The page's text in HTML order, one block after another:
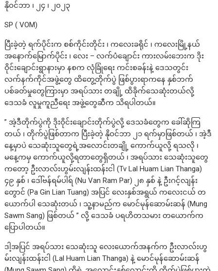
နိုဝင်ဘာ ၊ ၂၄ ၊ ၂၀၂၃
SP ( VOM)
ပြီးခဲ့တဲ့ ရက်ပိုင်းက စစ်ကိုင်းတိုင်း ၊ ကလေးခရိုင် ၊ ကလေးမြို့နယ်
အနောက်မြောက်ပိုင်း ၊ လေး – လက်ပံချောင်း ကားလမ်းဘေးက ဒိုး
ဝိုင်းချောင်းရွာနားမှာ နစက လုံခြုံရေး ကင်းစခန်းနဲ့ ဒေသတွင်း
လက်နက်ကိုင်အဖွဲ့တွေ ထိတွေ့တိုက်ပွဲ ဖြစ်ပွားရာကနေ နှစ်ဘက်
ပစ်ခတ်မှုတွေကြားမှာ အရပ်သား တချို့ ထိခိုက်သေဆုံးတယ်လို့
ဒေသခံ လူမှုကူညီရေး အဖွဲ့တွေဆီက သိရပါတယ်။
” အဲ့ဒီတိုက်ပွဲကို ဒိုးဝိုင်းချောင်းတိုက်ပွဲလို့ ဒေသခံတွေက ခေါ်ဆိုကြ
တယ် ၊ တိုက်ပွဲဖြစ်တာက ပြီးခဲ့တဲ့ နိုဝင်ဘာ ၂၁ ရက်မှာဖြစ်တယ် ၊ အဲ့ဒီ
နေ့မှာပဲ သေဆုံးသူတွေရဲ့အလောင်းတချို့ ကောက်ယူလို့ ရသလို ၊
မနေ့ကမှ ကောက်ယူလို့ရတာတွေရှိတယ် ၊ အရပ်သား သေဆုံးသူတွေ
ကတော့ ဦးလာလ်းဟွမ်းလျန်းထန်းငါ (Tv Lal Huam Lian Thanga)
၄၉ နှစ် ၊ ဒေါ်ဗန်ရမ်ပါရ် (Nu Van Ram Par) ၂၈ နှစ် နဲ့ ဦးဂင့်လျန်း
တွောင် (Pa Gin Lian Tuang) အပြင် လေးနှစ်အရွယ် ကလေးငယ် တ
ယောက်ပါ သေဆုံးတယ် ၊ သူ့နာမည်က မောင်မုန်ဆောမ်းဆန် (Mung
Sawm Sang) ဖြစ်တယ် ” လို့ ဒေသခံ ပရဟိတသမား တယောက်က
ပြောပါတယ်။
ဒါ့အပြင် အရပ်သား သေဆုံးသူ လေးယောက်အနက်က ဦးလာလ်းဟွ
မ်းလျန်းထန်းငါ (Lal Huam Lian Thanga) နဲ့ မောင်မုန်ဆောမ်းဆန်